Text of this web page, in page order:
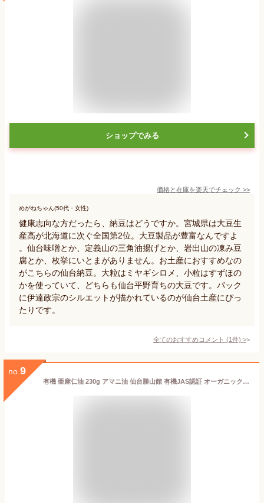
ショップでみる
価格と在庫を楽天でチェック >>
めがねちゃん(50代・女性)
健康志向な方だったら、納豆はどうですか。宮城県は大豆生
産高が北海道に次ぐ全国第2位。大豆製品が豊富なんですよ
。仙台味噌とか、定義山の三角油揚げとか、岩出山の凍み豆
腐とか、枚挙にいとまがありません。お土産におすすめなの
がこちらの仙台納豆。大粒はミヤギシロメ、小粒はすずほの
かを使っていて、どちらも仙台平野育ちの大豆です。パック
に伊達政宗のシルエットが描かれているのが仙台土産にぴっ
たりです。
全てのおすすめコメント (1件) >
no. 9
有機 亜麻仁油 230g アマニ油 仙台勝山館 有機JAS認証 オーガニック 最高品質 【3本以上 送料無料】| オメガ3 必須脂肪酸 αリノレン酸 アマニ アマニオイル カナダ産 コールドプレス 低温圧搾 無農薬 未精製 健康油